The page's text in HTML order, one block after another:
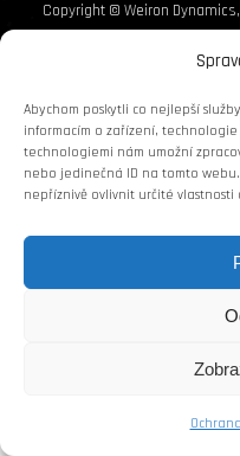
Abychom poskytli co nejlepší
informacím o zařízení,
technologiemi nám umožní
nebo jedinečná ID na tomto
nepříznivě ovlivnit určité vlastnosti
Copyright © Weiron